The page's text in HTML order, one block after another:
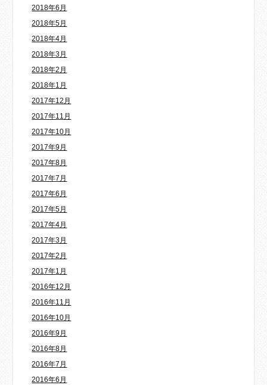
2018年6月
2018年5月
2018年4月
2018年3月
2018年2月
2018年1月
2017年12月
2017年11月
2017年10月
2017年9月
2017年8月
2017年7月
2017年6月
2017年5月
2017年4月
2017年3月
2017年2月
2017年1月
2016年12月
2016年11月
2016年10月
2016年9月
2016年8月
2016年7月
2016年6月